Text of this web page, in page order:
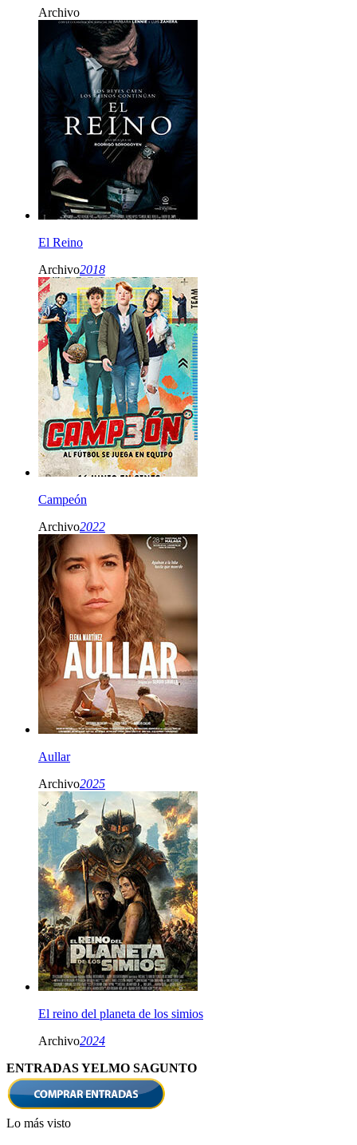
Archivo
El Reino
Archivo2018
Campeón
Archivo2022
Aullar
Archivo2025
El reino del planeta de los simios
Archivo2024
ENTRADAS YELMO SAGUNTO
Lo más visto